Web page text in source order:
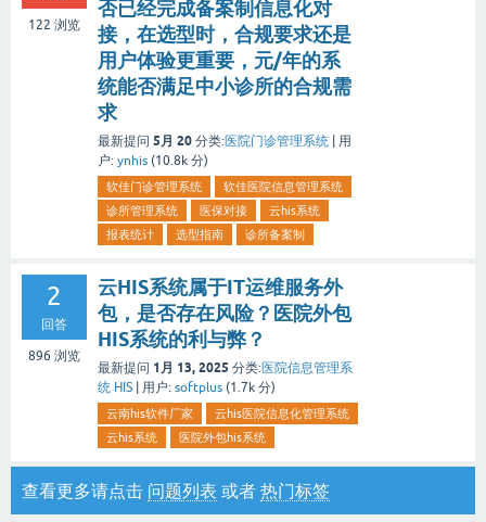
122 浏览
否已经完成备案制信息化对
接，在选型时，合规要求还是
用户体验更重要，元/年的系
统能否满足中小诊所的合规需
求
最新提问 5月 20 分类:医院门诊管理系统
用
户: ynhis (10.8k 分)
软佳门诊管理系统
软佳医院信息管理系统
诊所管理系统
医保对接
云his系统
报表统计
选型指南 诊所备案制
2
回答
896 浏览
云HIS系统属于IT运维服务外
包，是否存在风险？医院外包
HIS系统的利与弊？
最新提问 1月 13, 2025 分类:医院信息管理系
统 HIS
用户: softplus (1.7k 分)
云南his软件厂家
云his医院信息化管理系统
云his系统
医院外包his系统
查看更多请点击 问题列表 或者 热门标签